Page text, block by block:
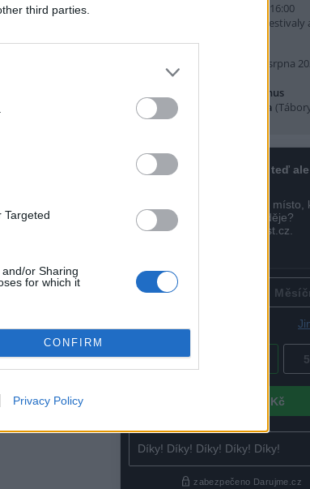
third parties.
Targeted
or Sharing
for which it
CONFIRM
Privacy Policy
9. srpna 2026 (neděle) 10:00 - 16:00
(Festivaly
10. srpna 2026 (pondělí) - 14. srpna
Hrajeme si v Pralese - 2. turnus
příměstského letního tábora
a pobytové akce, Praha 19 )